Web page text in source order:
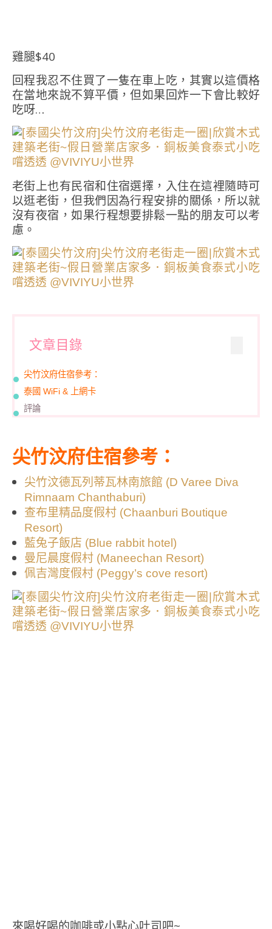
雞腿$40
回程我忍不住買了一隻在車上吃，其實以這價格
在當地來說不算平價，但如果回炸一下會比較好
吃呀…
老街上也有民宿和住宿選擇，入住在這裡隨時可
以逛老街，但我們因為行程安排的關係，所以就
沒有夜宿，如果行程想要排鬆一點的朋友可以考
慮。
文章目錄
尖竹汶府住宿參考：
泰國 WiFi & 上網卡
評論
尖竹汶府住宿參考：
尖竹汶德瓦列蒂瓦林南旅館 (D Varee Diva
Rimnaam Chanthaburi)
查布里精品度假村 (Chaanburi Boutique
Resort)
藍兔子飯店 (Blue rabbit hotel)
曼尼晨度假村 (Maneechan Resort)
佩吉灣度假村 (Peggy’s cove resort)